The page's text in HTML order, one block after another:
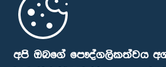
අපි ඔබගේ පෞද්ගලිකත්වය
මුල් පිටුව
පාර්ලිමේන්තු ජංගම යෙදුම